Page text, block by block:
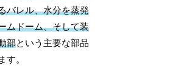
バレル、水分を蒸発
ムドーム、そして装
部という主要な部品
す。